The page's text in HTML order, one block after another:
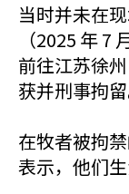
当时并未在
（2025 年
前往江苏徐
获并刑事拘留
在牧者被拘
表示，他们